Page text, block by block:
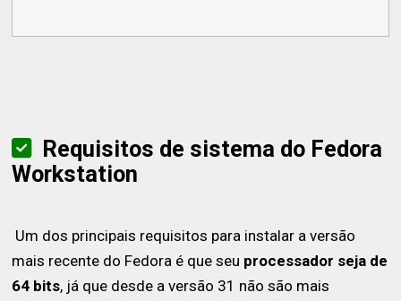
Requisitos de sistema do Fedora
Workstation
Um dos principais requisitos para instalar a versão
mais recente do Fedora é que seu processador seja de
64 bits, já que desde a versão 31 não são mais